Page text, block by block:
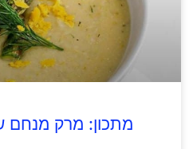
מתכון: מרק מנחם